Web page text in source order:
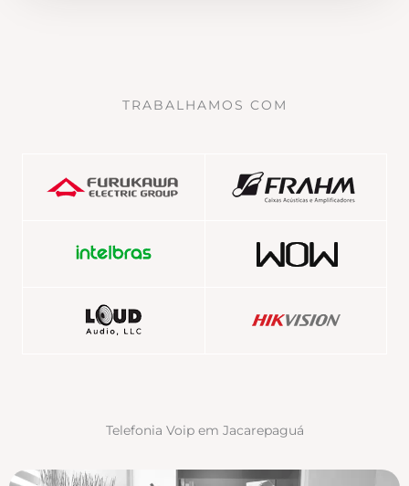
TRABALHAMOS COM
Telefonia Voip em Jacarepaguá